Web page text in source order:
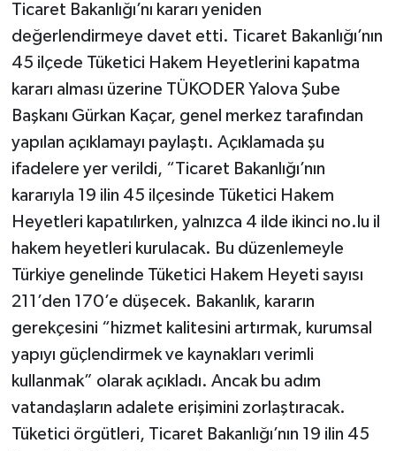
Ticaret Bakanlığı’nı kararı yeniden
değerlendirmeye davet etti. Ticaret Bakanlığı’nın
45 ilçede Tüketici Hakem Heyetlerini kapatma
kararı alması üzerine TÜKODER Yalova Şube
Başkanı Gürkan Kaçar, genel merkez tarafından
yapılan açıklamayı paylaştı. Açıklamada şu
ifadelere yer verildi, “Ticaret Bakanlığı’nın
kararıyla 19 ilin 45 ilçesinde Tüketici Hakem
Heyetleri kapatılırken, yalnızca 4 ilde ikinci no.lu il
hakem heyetleri kurulacak. Bu düzenlemeyle
Türkiye genelinde Tüketici Hakem Heyeti sayısı
211’den 170’e düşecek. Bakanlık, kararın
gerekçesini “hizmet kalitesini artırmak, kurumsal
yapıyı güçlendirmek ve kaynakları verimli
kullanmak” olarak açıkladı. Ancak bu adım
vatandaşların adalete erişimini zorlaştıracak.
Tüketici örgütleri, Ticaret Bakanlığı’nın 19 ilin 45